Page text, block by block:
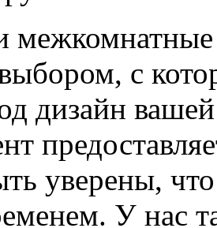
с
дизайн
уверены,
У нас